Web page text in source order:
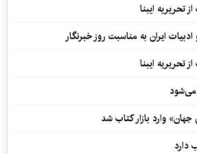
تحریریه ایبنا
ایران به مناسبت روز خبرنگار
تحریریه ایبنا
می‌شود
وارد بازار کتاب شد
دارد